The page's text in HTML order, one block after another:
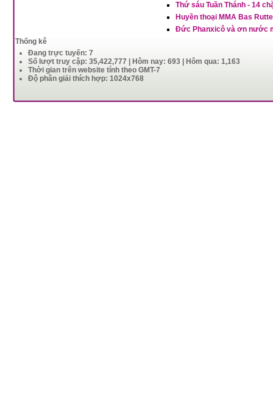
Thứ sáu Tuần Thánh - 14
Huyền thoại MMA Bas
Đức Phanxicô và ơn nước
Thống kê
Đang trực tuyến: 7
Số lượt truy cập: 35,422,777 | Hôm nay: 693 | Hôm qua: 1,163
Thời gian trên website tính theo GMT-7
Độ phân giải thích hợp: 1024x768